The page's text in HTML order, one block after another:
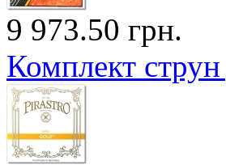
9 973.50 грн.
Комплект